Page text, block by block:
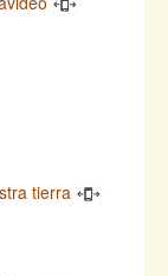
tierra